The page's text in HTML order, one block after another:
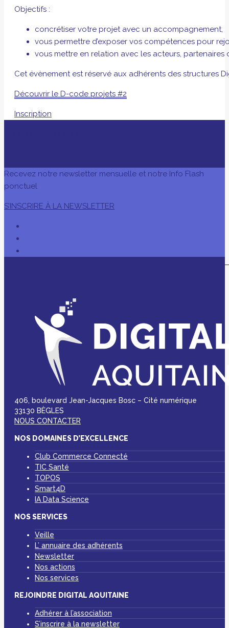
Objectifs :
concrétiser votre projet avec un accompagnement,
vous permettre d’exposer vos compétences pour
vous mettre en relation avec les acteurs, partenaires
Cet évènement est réservé aux adhérents des structures
Découvrir le D-code projets #2
Inscription
Recevez notre newsletter mensuelle et notre Info Flash
ponctuel
S’INSCRIRE À LA NEWSLETTER
406, boulevard Jean-Jacques Bosc – Cité numérique
33130 BÈGLES
NOUS CONTACTER
NOS DOMAINES D’EXCELLENCE
Club Commerce Connecté
TIC Santé
TOPOS
Smart4D
IA Data Science
NOS SERVICES
Veille
L’ annuaire des adhérents
Newsletter
Nos actions
Nos services
REJOINDRE DIGITAL AQUITAINE
Adhérer à l’association
S’inscrire à la newsletter